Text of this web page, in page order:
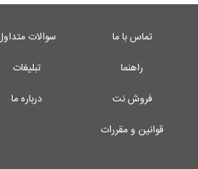
تماس با ما
سوالات
راهنما
تبلیغات
فروش نت
درباره ما
قوانین و مقررات